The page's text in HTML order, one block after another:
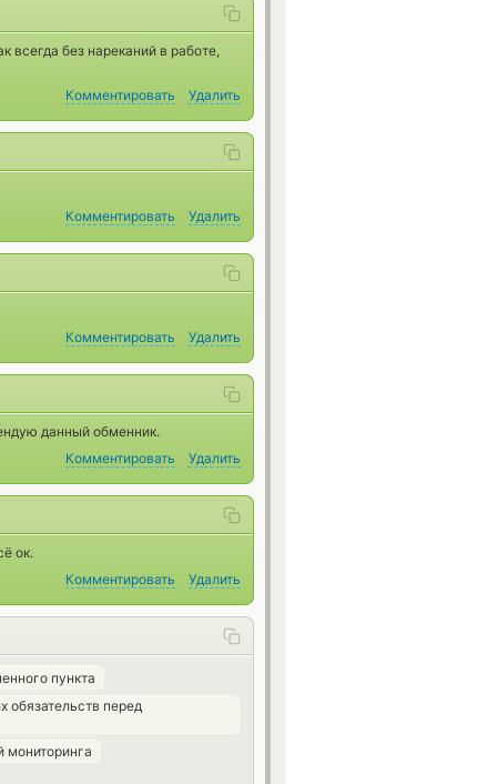
всегда без нареканий в работе,
Комментировать Удалить
Комментировать Удалить
Комментировать Удалить
данный обменник.
Комментировать Удалить
ок.
Комментировать Удалить
пункта
перед
мониторинга